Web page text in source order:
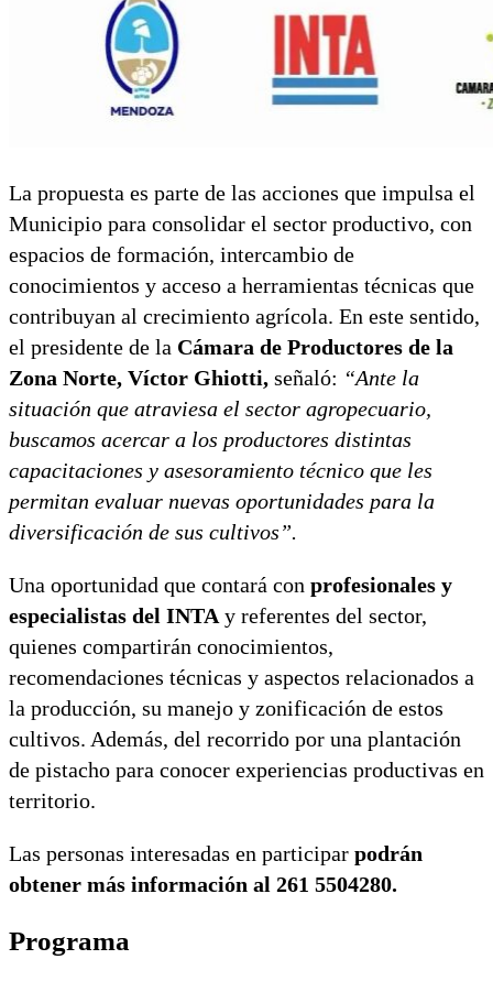
La propuesta es parte de las acciones que impulsa el
Municipio para consolidar el sector productivo, con
espacios de formación, intercambio de
conocimientos y acceso a herramientas técnicas que
contribuyan al crecimiento agrícola. En este sentido,
el presidente de la Cámara de Productores de la
Zona Norte, Víctor Ghiotti, señaló: “Ante la
situación que atraviesa el sector agropecuario,
buscamos acercar a los productores distintas
capacitaciones y asesoramiento técnico que les
permitan evaluar nuevas oportunidades para la
diversificación de sus cultivos”.
Una oportunidad que contará con profesionales y
especialistas del INTA y referentes del sector,
quienes compartirán conocimientos,
recomendaciones técnicas y aspectos relacionados a
la producción, su manejo y zonificación de estos
cultivos. Además, del recorrido por una plantación
de pistacho para conocer experiencias productivas en
territorio.
Las personas interesadas en participar podrán
obtener más información al 261 5504280.
Programa